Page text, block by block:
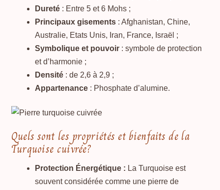
Dureté: Entre 5 et 6 Mohs ;
Principaux gisements: Afghanistan, Chine,
Australie, Etats Unis, Iran, France, Israël ;
Symbolique et pouvoir: symbole de protection
et d’harmonie ;
Densité: de 2,6 à 2,9 ;
Appartenance: Phosphate d’alumine.
Quels sont les propriétés et bienfaits de la
Turquoise cuivrée?
Protection Énergétique : La Turquoise est
souvent considérée comme une pierre de